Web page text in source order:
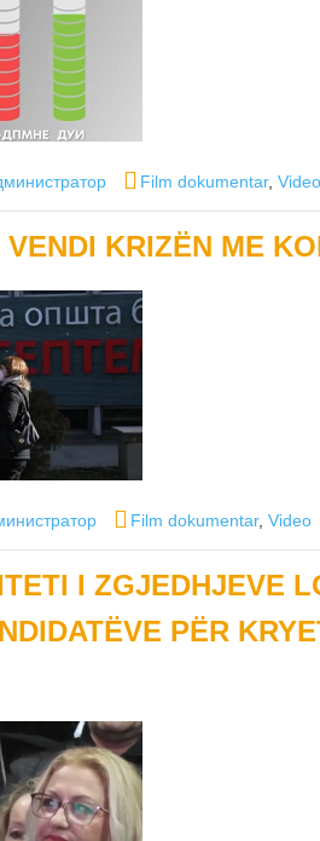
Categories
Film dokumentar,Video
KRIZËN ME
Categories
Film dokumentar,Video
I ZGJEDHJEVE
PËR